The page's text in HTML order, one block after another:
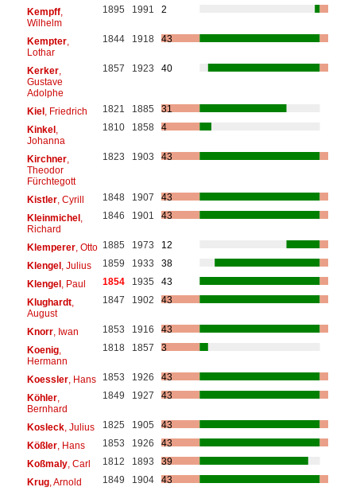
Kempff,
Wilhelm
1895 1991 2
Kempter,
Lothar
1844 1918 43
Kerker,
Gustave
Adolphe
1857 1923 40
Kiel, Friedrich 1821 1885
31
Kinkel,
Johanna
1810 1858 4
Kirchner,
Theodor
Fürchtegott
1823 1903 43
Kistler, Cyrill 1848 1907
43
Kleinmichel,
Richard
1846 1901 43
Klemperer, Otto 1885 1973
12
Klengel, Julius 1859 1933
38
Klengel, Paul 1854 1935
43
Klughardt,
August
1847 1902 43
Knorr, Iwan 1853 1916
43
Koenig,
Hermann
1818 1857 3
Koessler, Hans 1853 1926
43
Köhler,
Bernhard
1849 1927 43
Kosleck, Julius 1825 1905
43
Kößler, Hans 1853 1926
43
Koßmaly, Carl 1812 1893
39
Krug, Arnold 1849 1904
43